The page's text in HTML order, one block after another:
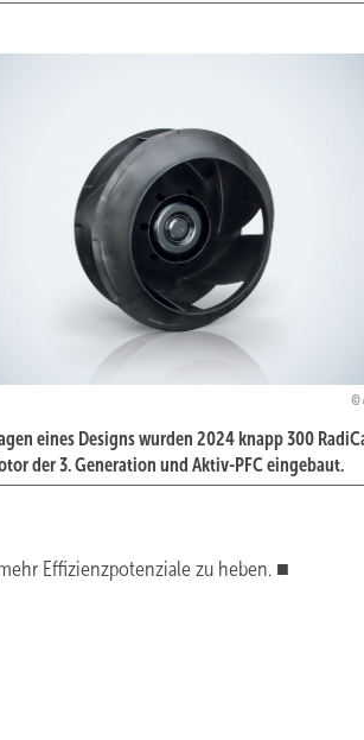
eines Designs wurden 2024 knapp 300
der 3. Generation und Aktiv-PFC eingebaut.
Effizienzpotenziale zu heben. ■